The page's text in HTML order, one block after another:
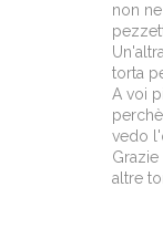
non
torta
A voi
vedo
altre